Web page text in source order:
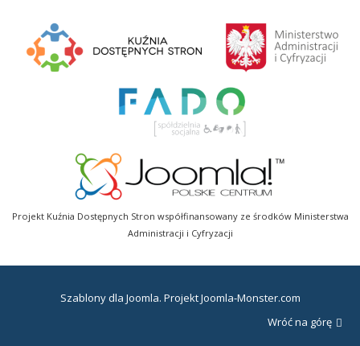
Projekt Kuźnia Dostępnych Stron współfinansowany ze środków Ministerstwa
Administracji i Cyfryzacji
Szablony dla Joomla. Projekt Joomla-Monster.com
Wróć na górę